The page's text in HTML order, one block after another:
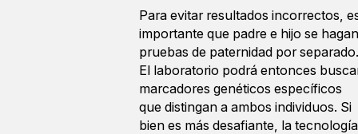
Para evitar resultados incorrectos,
importante que padre e hijo se hagan
pruebas de paternidad por separado.
El laboratorio podrá entonces
marcadores genéticos específicos
que distingan a ambos individuos. Si
bien es más desafiante, la tecnología